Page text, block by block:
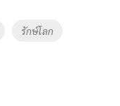
รักษ์โลก